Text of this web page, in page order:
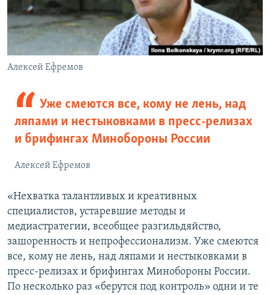
Алексей Ефремов
Уже смеются все, кому не лень, над
ляпами и нестыковками в пресс-релизах
и брифингах Минобороны России
Алексей Ефремов
«Нехватка талантливых и креативных
специалистов, устаревшие методы и
медиастратегии, всеобщее разгильдяйство,
зашоренность и непрофессионализм. Уже смеются
все, кому не лень, над ляпами и нестыковками в
пресс-релизах и брифингах Минобороны России.
По несколько раз «берутся под контроль» одни и те